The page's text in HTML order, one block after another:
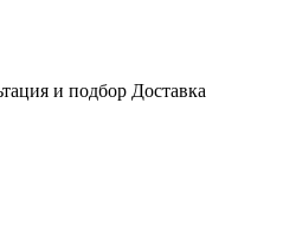
и подбор Доставка